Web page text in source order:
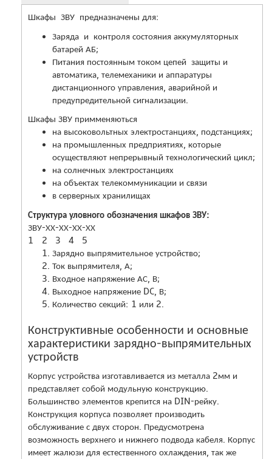
Шкафы ЗВУ предназначены для:
Заряда и контроля состояния аккумуляторных
батарей АБ;
Питания постоянным током цепей защиты и
автоматика, телемеханики и аппаратуры
дистанционного управления, аварийной и
предупредительной сигнализации.
Шкафы ЗВУ примменяються
на высоковольтных электростанциях, подстанциях;
на промышленных предприятиях, которые
осуществляют непрерывный технологический цикл;
на солнечных электростанциях
на объектах телекоммуникации и связи
в серверных хранилищах
Структура уловного обозначения шкафов ЗВУ:
ЗВУ-ХХ-ХХ-ХХ-ХХ
1
2 3 4
5
Зарядно выпрямительное устройство;
Ток выпрямителя, А;
Входное напряжение АС, В;
Выходное напряжение DC, В;
Количество секций: 1 или 2.
Конструктивные особенности и основные
характеристики зарядно-выпрямительных
устройств
Корпус устройства изготавливается из металла 2мм и
представляет собой модульную конструкцию.
Большинство элементов крепится на DIN-рейку.
Конструкция корпуса позволяет производить
обслуживание с двух сторон. Предусмотрена
возможность верхнего и нижнего подвода кабеля. Корпус
имеет жалюзи для естественного охлаждения, так же